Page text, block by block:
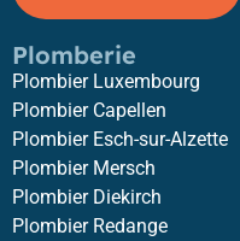
Plomberie
Plombier Luxembourg
Plombier Capellen
Plombier Esch-sur-Alzette
Plombier Mersch
Plombier Diekirch
Plombier Redange